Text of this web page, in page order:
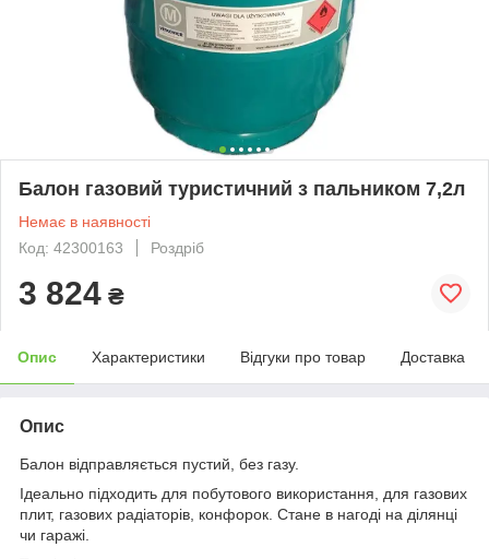
Балон газовий туристичний з пальником 7,2л
Немає в наявності
Код: 42300163
Роздріб
3 824 ₴
Опис Характеристики Відгуки про товар Доставка
Опис
Балон відправляється пустий, без газу.
Ідеально підходить для побутового використання, для газових
плит, газових радіаторів, конфорок. Стане в нагоді на ділянці
чи гаражі.